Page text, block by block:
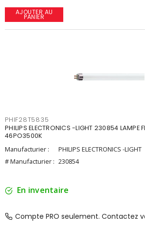
AJOUTER AU
PANIER
PHIF28T5835
PHILIPS ELECTRONICS -LIGHT 230854 LAMPE
46PO3500K
Manufacturier :
PHILIPS ELECTRONICS -LIGHT
# Manufacturier : 230854
En inventaire
Compte PRO seulement. Contactez